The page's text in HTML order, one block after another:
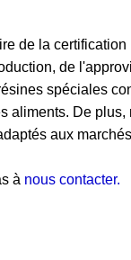
de la
de
spéciales
aliments. De plus,
aux
à nous contacter.